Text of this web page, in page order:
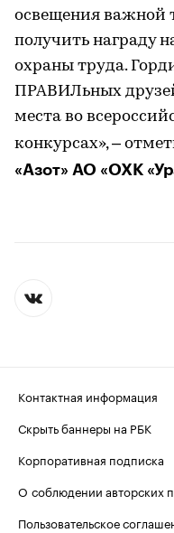
освещения важной
получить награду
охраны труда.
ПРАВИЛьных
места во
конкурсах», –
«Азот» АО «ОХК
Контактная информация
Скрыть баннеры на РБК
Корпоративная подписка
О соблюдении авторских
Пользовательское